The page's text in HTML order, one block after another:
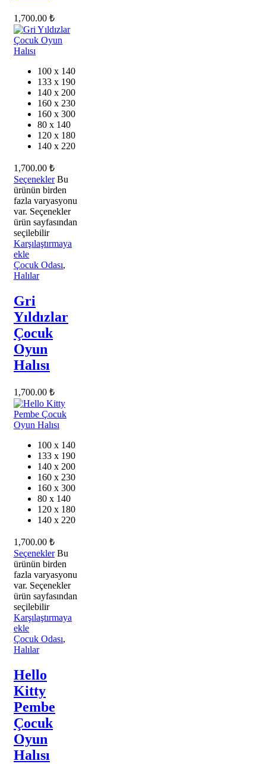
1,700.00 ₺
100 x 140
133 x 190
140 x 200
160 x 230
160 x 300
80 x 140
120 x 180
140 x 220
1,700.00 ₺
Seçenekler Bu
ürünün birden
fazla varyasyonu
var. Seçenekler
ürün sayfasından
seçilebilir
Karşılaştırmaya
ekle
Çocuk Odası,
Halılar
Gri
Yıldızlar
Çocuk
Oyun
Halısı
1,700.00 ₺
100 x 140
133 x 190
140 x 200
160 x 230
160 x 300
80 x 140
120 x 180
140 x 220
1,700.00 ₺
Seçenekler Bu
ürünün birden
fazla varyasyonu
var. Seçenekler
ürün sayfasından
seçilebilir
Karşılaştırmaya
ekle
Çocuk Odası,
Halılar
Hello
Kitty
Pembe
Çocuk
Oyun
Halısı